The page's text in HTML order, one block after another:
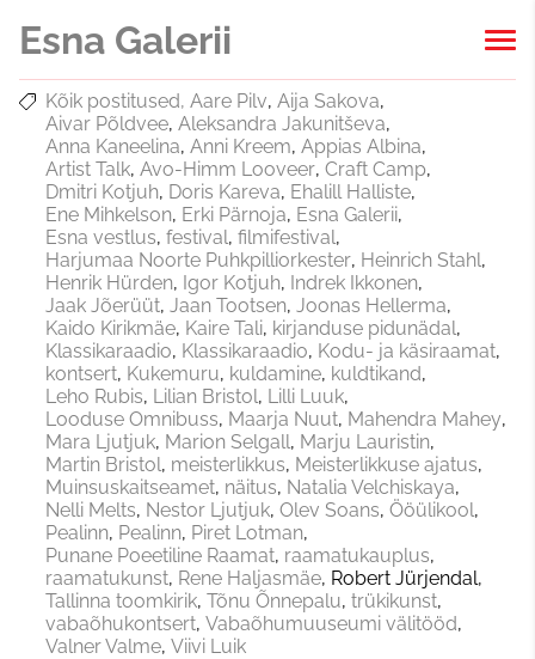
Esna Galerii
Kõik postitused Aare Pilv Aija Sakova
Aivar Põldvee Aleksandra Jakunitševa
Anna Kaneelina Anni Kreem Appias Albina
Artist Talk Avo-Himm Looveer Craft Camp
Dmitri Kotjuh Doris Kareva Ehalill Halliste
Ene Mihkelson Erki Pärnoja Esna Galerii
Esna vestlus festival filmifestival
Harjumaa Noorte Puhkpilliorkester Heinrich Stahl
Henrik Hürden Igor Kotjuh Indrek Ikkonen
Jaak Jõerüüt Jaan Tootsen Joonas Hellerma
Kaido Kirikmäe Kaire Tali kirjanduse pidunädal
Klassikaraadio Klassikaraadio Kodu- ja käsiraamat
kontsert Kukemuru kuldamine kuldtikand
Leho Rubis Lilian Bristol Lilli Luuk
Looduse Omnibuss Maarja Nuut Mahendra Mahey
Mara Ljutjuk Marion Selgall Marju Lauristin
Martin Bristol meisterlikkus Meisterlikkuse ajatus
Muinsuskaitseamet näitus Natalia Velchiskaya
Nelli Melts Nestor Ljutjuk Olev Soans Ööülikool
Pealinn Pealinn Piret Lotman
Punane Poeetiline Raamat raamatukauplus
raamatukunst Rene Haljasmäe Robert Jürjendal
Tallinna toomkirik Tõnu Õnnepalu trükikunst
vabaõhukontsert Vabaõhumuuseumi välitööd
Valner Valme Viivi Luik